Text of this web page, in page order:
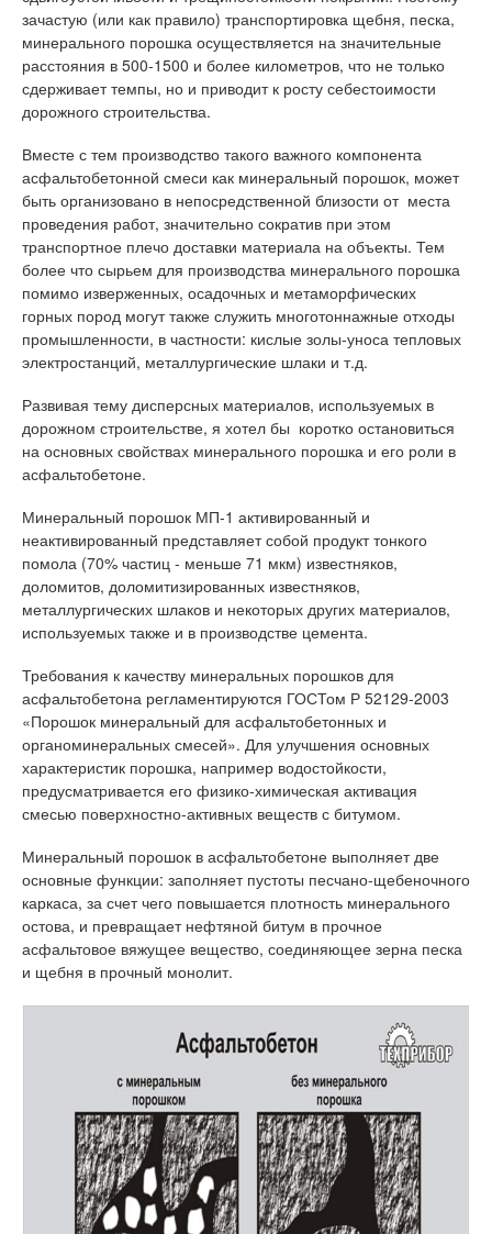
зачастую (или как правило) транспортировка щебня, песка,
минерального порошка осуществляется на значительные
расстояния в 500-1500 и более километров, что не только
сдерживает темпы, но и приводит к росту себестоимости
дорожного строительства.
Вместе с тем производство такого важного компонента
асфальтобетонной смеси как минеральный порошок, может
быть организовано в непосредственной близости от места
проведения работ, значительно сократив при этом
транспортное плечо доставки материала на объекты. Тем
более что сырьем для производства минерального порошка
помимо изверженных, осадочных и метаморфических
горных пород могут также служить многотоннажные отходы
промышленности, в частности: кислые золы-уноса тепловых
электростанций, металлургические шлаки и т.д.
Развивая тему дисперсных материалов, используемых в
дорожном строительстве, я хотел бы коротко остановиться
на основных свойствах минерального порошка и его роли в
асфальтобетоне.
Минеральный порошок МП-1 активированный и
неактивированный представляет собой продукт тонкого
помола (70% частиц - меньше 71 мкм) известняков,
доломитов, доломитизированных известняков,
металлургических шлаков и некоторых других материалов,
используемых также и в производстве цемента.
Требования к качеству минеральных порошков для
асфальтобетона регламентируются ГОСТом Р 52129-2003
«Порошок минеральный для асфальтобетонных и
органоминеральных смесей». Для улучшения основных
характеристик порошка, например водостойкости,
предусматривается его физико-химическая активация
смесью поверхностно-активных веществ с битумом.
Минеральный порошок в асфальтобетоне выполняет две
основные функции: заполняет пустоты песчано-щебеночного
каркаса, за счет чего повышается плотность минерального
остова, и превращает нефтяной битум в прочное
асфальтовое вяжущее вещество, соединяющее зерна песка
и щебня в прочный монолит.